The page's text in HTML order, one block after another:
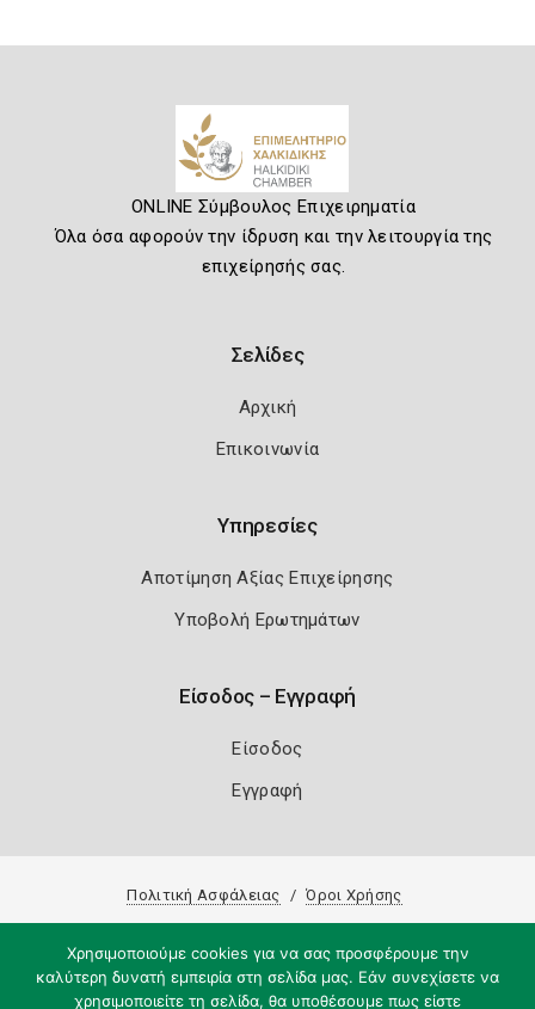
ONLINE Σύμβουλος Επιχειρηματία
Όλα όσα αφορούν την ίδρυση και την λειτουργία της
επιχείρησής σας.
Σελίδες
Αρχική
Επικοινωνία
Υπηρεσίες
Αποτίμηση Αξίας Επιχείρησης
Υποβολή Ερωτημάτων
Είσοδος – Εγγραφή
Είσοδος
Εγγραφή
Πολιτική Ασφάλειας Όροι Χρήσης
Χρησιμοποιούμε cookies για να σας προσφέρουμε την
καλύτερη δυνατή εμπειρία στη σελίδα μας. Εάν συνεχίσετε να
χρησιμοποιείτε τη σελίδα, θα υποθέσουμε πως είστε